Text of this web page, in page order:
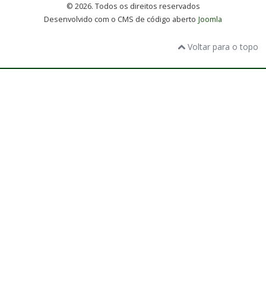
© 2026. Todos os direitos reservados
Desenvolvido com o CMS de código aberto Joomla
Voltar para o topo